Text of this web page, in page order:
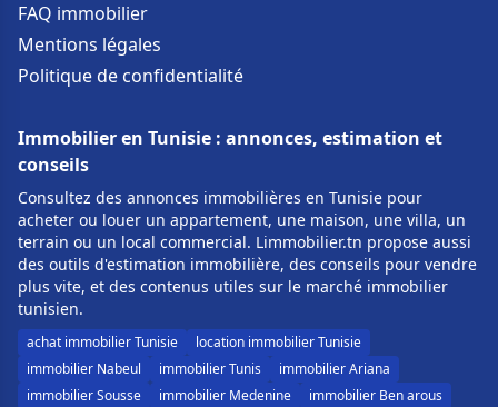
FAQ immobilier
Mentions légales
Politique de confidentialité
Immobilier en Tunisie : annonces, estimation et
conseils
Consultez des annonces immobilières en Tunisie pour
acheter ou louer un appartement, une maison, une villa, un
terrain ou un local commercial. Limmobilier.tn propose aussi
des outils d'estimation immobilière, des conseils pour vendre
plus vite, et des contenus utiles sur le marché immobilier
tunisien.
achat immobilier Tunisie
location immobilier Tunisie
immobilier Nabeul
immobilier Tunis
immobilier Ariana
immobilier Sousse
immobilier Medenine
immobilier Ben arous